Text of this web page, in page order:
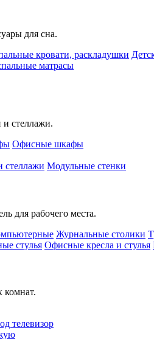
для сна.
кровати, раскладушки
матрасы
стеллажи.
Офисные шкафы
Модульные стенки
для рабочего места.
Журнальные столики
стулья Офисные кресла и стулья
комнат.
телевизор